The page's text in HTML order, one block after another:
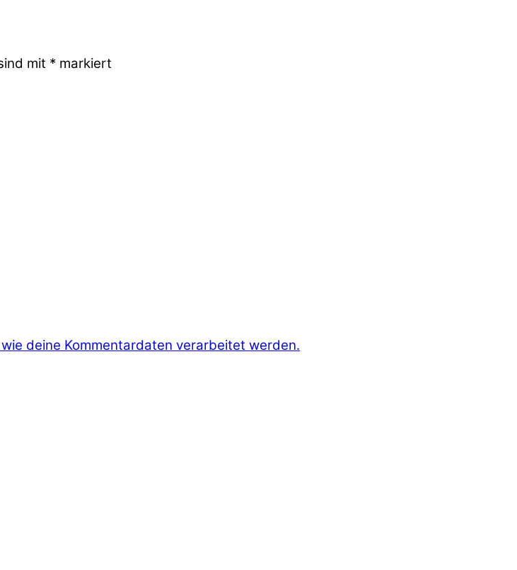
mit * markiert
deine Kommentardaten verarbeitet werden.